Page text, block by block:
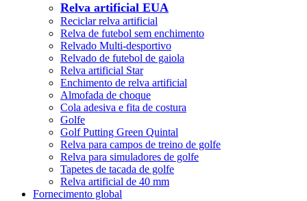
Relva artificial EUA
Reciclar relva artificial
Relva de futebol sem enchimento
Relvado Multi-desportivo
Relvado de futebol de gaiola
Relva artificial Star
Enchimento de relva artificial
Almofada de choque
Cola adesiva e fita de costura
Golfe
Golf Putting Green Quintal
Relva para campos de treino de golfe
Relva para simuladores de golfe
Tapetes de tacada de golfe
Relva artificial de 40 mm
Fornecimento global